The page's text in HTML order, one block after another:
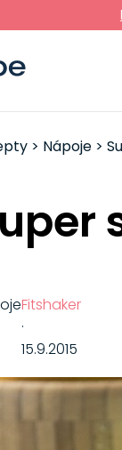
> Nápoje >
Fitshaker
·
15.9.2015